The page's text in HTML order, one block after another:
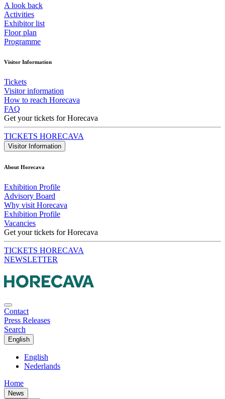
A look back
Activities
Exhibitor list
Floor plan
Programme
Visitor Information
Tickets
Visitor information
How to reach Horecava
FAQ
Get your tickets for Horecava
TICKETS HORECAVA
Visitor Information
About Horecava
Exhibition Profile
Advisory Board
Why visit Horecava
Exhibition Profile
Vacancies
Get your tickets for Horecava
TICKETS HORECAVA
NEWSLETTER
Contact
Press Releases
Search
English
English
Nederlands
Home
News